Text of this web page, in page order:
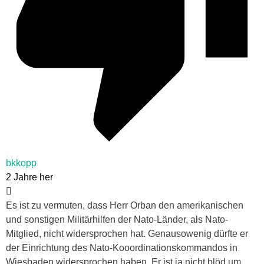
bkkopp
2 Jahre her
Es ist zu vermuten, dass Herr Orban den amerikanischen
und sonstigen Militärhilfen der Nato-Länder, als Nato-
Mitglied, nicht widersprochen hat. Genausowenig dürfte er
der Einrichtung des Nato-Kooordinationskommandos in